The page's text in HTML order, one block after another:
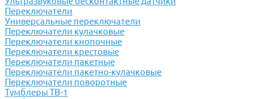
Переключатели
Универсальные переключатели
Переключатели кулачковые
Переключатели кнопочные
Переключатели крестовые
Переключатели пакетные
Переключатели пакетно-кулачковые
Переключатели поворотные
Тумблеры ТВ-1